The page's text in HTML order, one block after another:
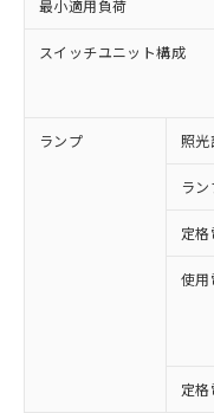
最小適用負荷
スイッチユニット構成
ランプ 照
ラ
定格
使用
定格
対応済み
非含有に対応